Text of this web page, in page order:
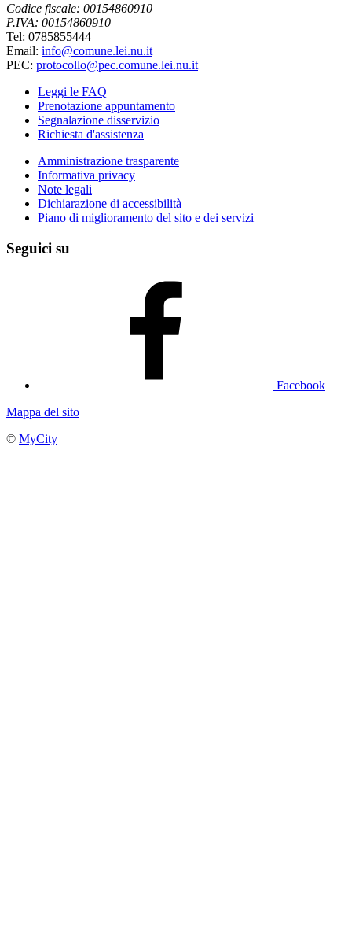
Codice fiscale: 00154860910
P.IVA: 00154860910
Tel: 0785855444
Email: info@comune.lei.nu.it
PEC: protocollo@pec.comune.lei.nu.it
Leggi le FAQ
Prenotazione appuntamento
Segnalazione disservizio
Richiesta d'assistenza
Amministrazione trasparente
Informativa privacy
Note legali
Dichiarazione di accessibilità
Piano di miglioramento del sito e dei servizi
Seguici su
Facebook
Mappa del sito
© MyCity